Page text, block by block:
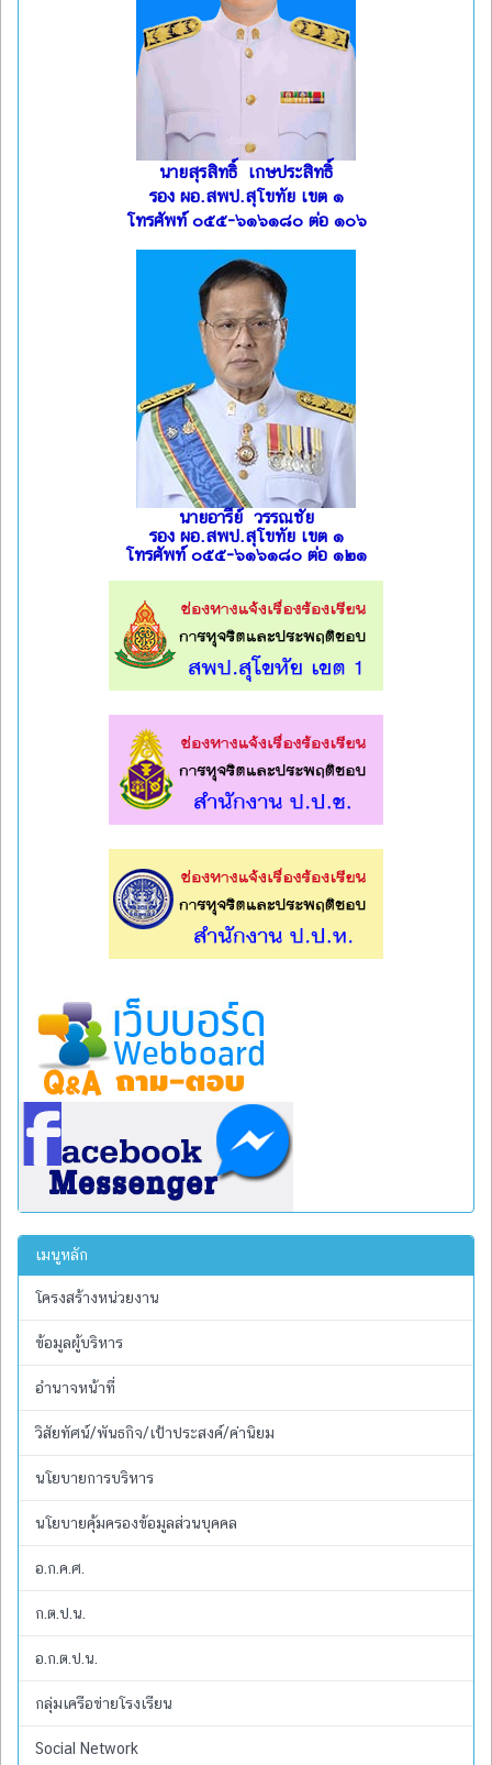
นายสุรสิทธิ์ เกษประสิทธิ์
รอง ผอ.สพป.สุโขทัย เขต ๑
โทรศัพท์ ๐๕๕-๖๑๖๑๘๐ ต่อ ๑๐๖
นายอารีย์ วรรณชัย
รอง ผอ.สพป.สุโขทัย เขต ๑
โทรศัพท์ ๐๕๕-๖๑๖๑๘๐ ต่อ ๑๒๑
เมนูหลัก
โครงสร้างหน่วยงาน
ข้อมูลผู้บริหาร
อำนาจหน้าที่
วิสัยทัศน์/พันธกิจ/เป้าประสงค์/ค่านิยม
นโยบายการบริหาร
นโยบายคุ้มครองข้อมูลส่วนบุคคล
อ.ก.ค.ศ.
ก.ต.ป.น.
อ.ก.ต.ป.น.
กลุ่มเครือข่ายโรงเรียน
Social Network